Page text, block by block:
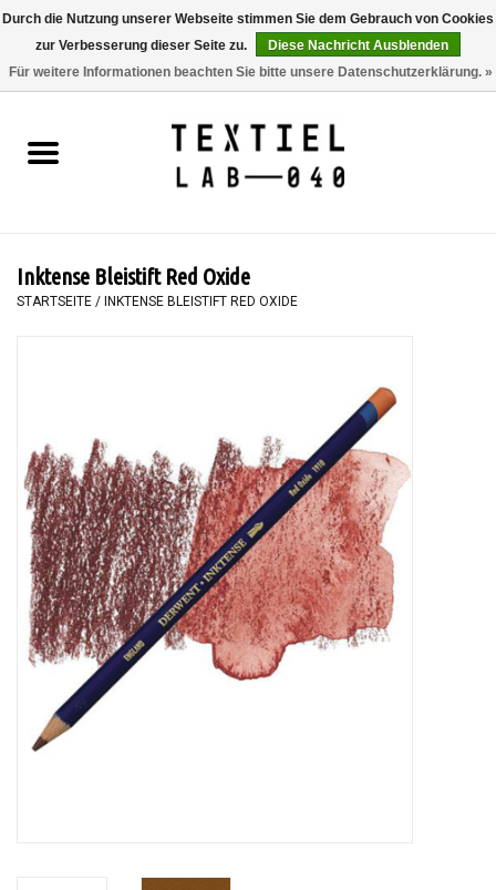
0 Artikel - €0,00
BÜCHER
MALEN
SPECIALS
WERKZEUGE
Inktense Bleistift Red Oxide
STARTSEITE / INKTENSE BLEISTIFT RED OXIDE
Durch die Nutzung unserer Webseite stimmen Sie dem Gebrauch von Cookies
zur Verbesserung dieser Seite zu.
Diese Nachricht Ausblenden
Für weitere Informationen beachten Sie bitte unsere Datenschutzerklärung. »